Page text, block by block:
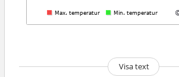
Visa text